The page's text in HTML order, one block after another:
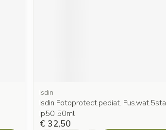
Isdin
Isdin Fotoprotect.pediat.
Ip50 50ml
€ 32,50